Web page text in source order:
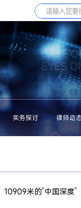
BASE
EYES
实务探讨 律师动
米的“中国深度”